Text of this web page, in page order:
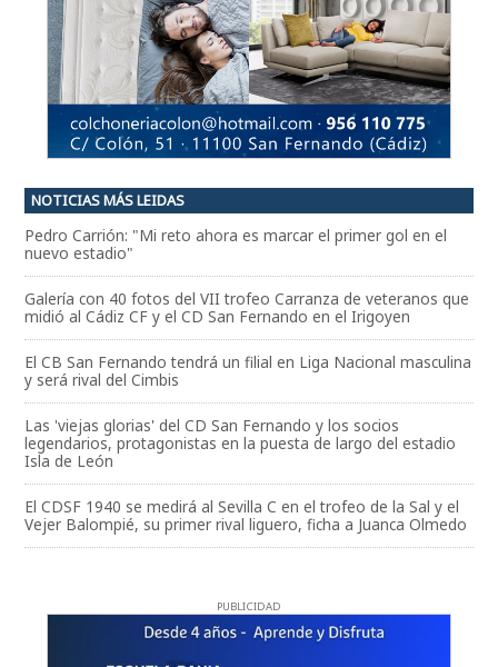
NOTICIAS MÁS LEIDAS
Pedro Carrión: "Mi reto ahora es marcar el primer gol en el
nuevo estadio"
Galería con 40 fotos del VII trofeo Carranza de veteranos que
midió al Cádiz CF y el CD San Fernando en el Irigoyen
El CB San Fernando tendrá un filial en Liga Nacional masculina
y será rival del Cimbis
Las 'viejas glorias' del CD San Fernando y los socios
legendarios, protagonistas en la puesta de largo del estadio
Isla de León
El CDSF 1940 se medirá al Sevilla C en el trofeo de la Sal y el
Vejer Balompié, su primer rival liguero, ficha a Juanca Olmedo
PUBLICIDAD